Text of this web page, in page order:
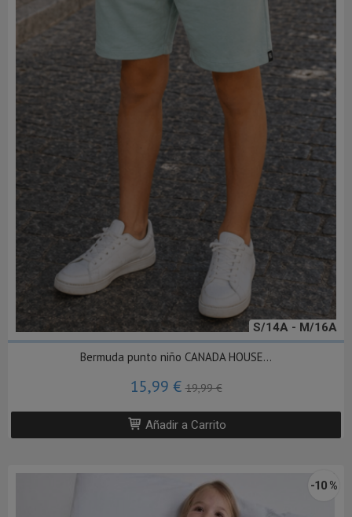
S/14A - M/16A
Bermuda punto niño CANADA HOUSE...
15,99 €19,99 €
Añadir a Carrito
-10 %